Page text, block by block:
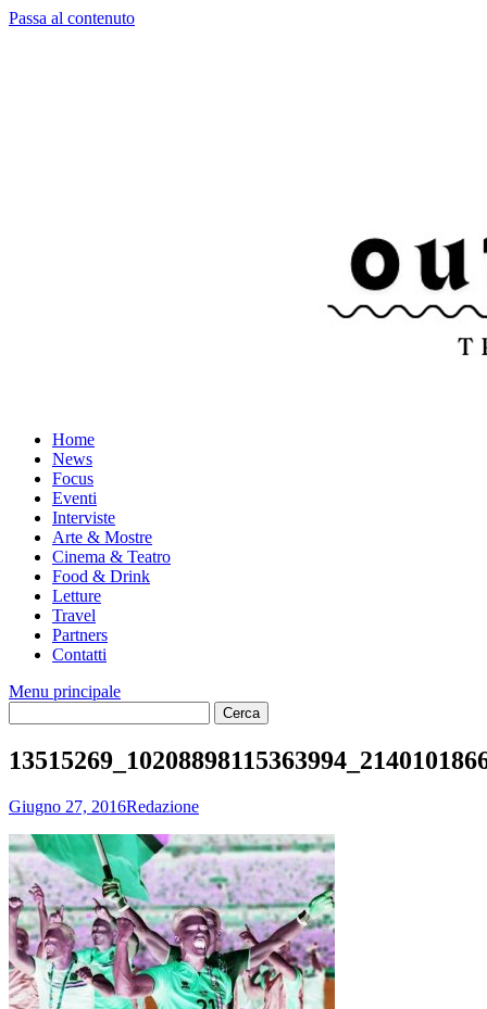
Passa al contenuto
Home
News
Focus
Eventi
Interviste
Arte & Mostre
Cinema & Teatro
Food & Drink
Letture
Travel
Partners
Contatti
Menu principale
Giugno 27, 2016Redazione